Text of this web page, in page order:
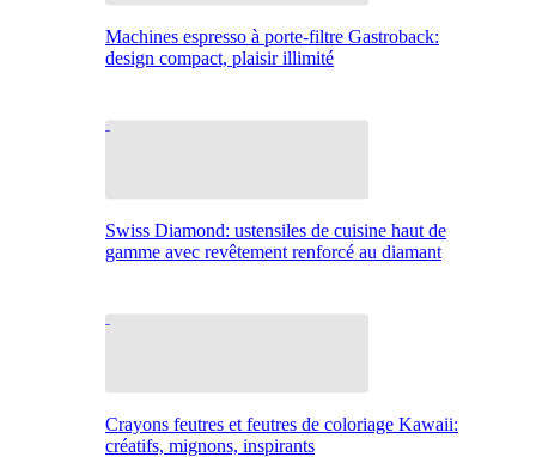
Machines espresso à porte-filtre Gastroback:
design compact, plaisir illimité
Swiss Diamond: ustensiles de cuisine haut de
gamme avec revêtement renforcé au diamant
Crayons feutres et feutres de coloriage Kawaii:
créatifs, mignons, inspirants